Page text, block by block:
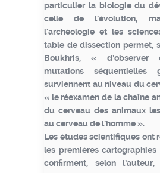
particulier la biologie du
celle de l’évolution,
l’archéologie et les
table de dissection permet,
Boukhris, « d’observer
mutations séquentielles
surviennent au niveau du
« le réexamen de la chaîne
du cerveau des animaux
au cerveau de l’homme ».
Les études scientifiques ont
les premières
confirment, selon